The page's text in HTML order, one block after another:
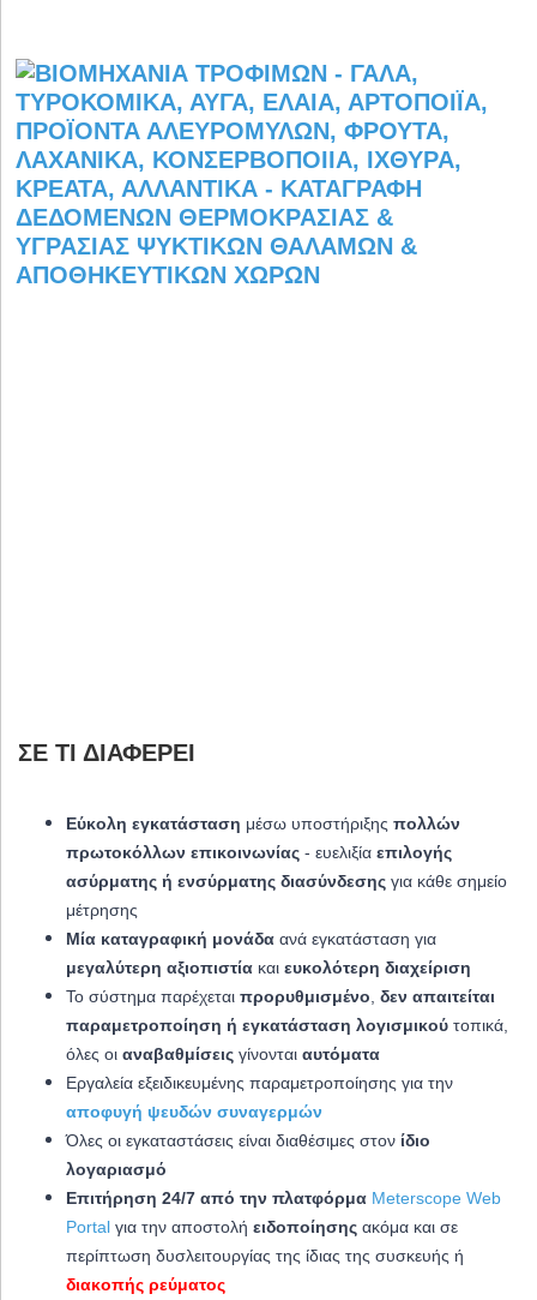
ΣΕ ΤΙ ΔΙΑΦΈΡΕΙ
Εύκολη εγκατάσταση μέσω υποστήριξης πολλών
πρωτοκόλλων επικοινωνίας - ευελιξία επιλογής
ασύρματης ή ενσύρματης διασύνδεσης για κάθε σημείο
μέτρησης
Μία καταγραφική μονάδα ανά εγκατάσταση για
μεγαλύτερη αξιοπιστία και ευκολότερη διαχείριση
Το σύστημα παρέχεται προρυθμισμένο δεν απαιτείται
παραμετροποίηση ή εγκατάσταση λογισμικού τοπικά,
όλες οι αναβαθμίσεις γίνονται αυτόματα
Εργαλεία εξειδικευμένης παραμετροποίησης για την
αποφυγή ψευδών συναγερμών
Όλες οι εγκαταστάσεις είναι διαθέσιμες στον ίδιο
λογαριασμό
Επιτήρηση 24/7 από την πλατφόρμα Meterscope Web
Portal για την αποστολή ειδοποίησης ακόμα και σε
περίπτωση δυσλειτουργίας της ίδιας της συσκευής ή
διακοπής ρεύματος